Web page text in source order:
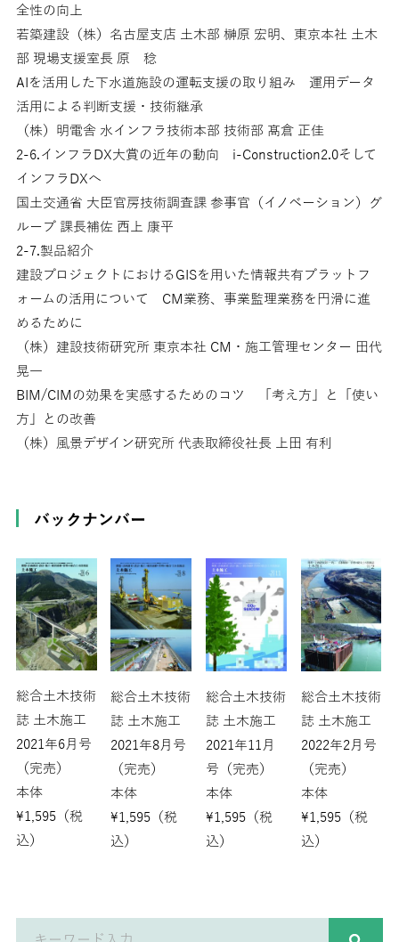
全性の向上
若築建設（株）名古屋支店 土木部 榊原 宏明、東京本社 土木
部 現場支援室長 原 稔
AIを活用した下水道施設の運転支援の取り組み 運用データ
活用による判断支援・技術継承
（株）明電舎 水インフラ技術本部 技術部 髙倉 正佳
2-6.インフラDX大賞の近年の動向 i-Construction2.0そして
インフラDXへ
国土交通省 大臣官房技術調査課 参事官（イノベーション）グ
ループ 課長補佐 西上 康平
2-7.製品紹介
建設プロジェクトにおけるGISを用いた情報共有プラットフ
ォームの活用について CM業務、事業監理業務を円滑に進
めるために
（株）建設技術研究所 東京本社 CM・施工管理センター 田代
晃一
BIM/CIMの効果を実感するためのコツ 「考え方」と「使い
方」との改善
（株）風景デザイン研究所 代表取締役社長 上田 有利
バックナンバー
総合土木技術
誌 土木施工
2021年6月号
（完売）
本体
¥1,595（税
込）
総合土木技術
誌 土木施工
2021年8月号
（完売）
本体
¥1,595 （税
込）
総合土木技術
誌 土木施工
2021年11月
号（完売）
本体
¥1,595（税
込）
総合土木技術
誌 土木施工
2022年2月号
（完売）
本体
¥1,595（税
込）